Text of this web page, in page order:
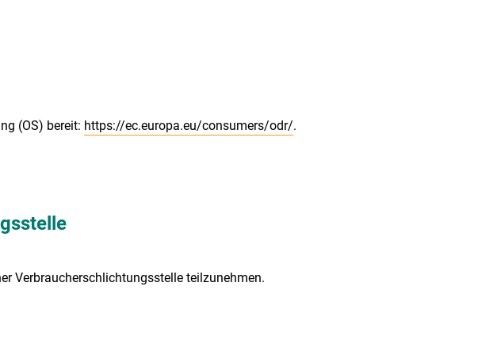
(OS) bereit: https://ec.europa.eu/consumers/odr/.
Verbraucherschlichtungsstelle teilzunehmen.